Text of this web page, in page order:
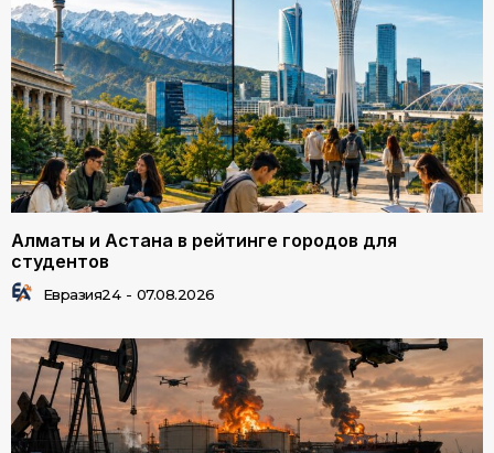
Алматы и Астана в рейтинге городов для
студентов
Евразия24 - 07.08.2026